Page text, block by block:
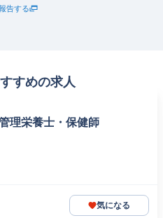
告する
すめの求人
理栄養士・保健師
気になる